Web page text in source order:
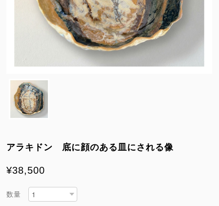
アラキドン 底に顔のある皿にされる像
¥38,500
数量